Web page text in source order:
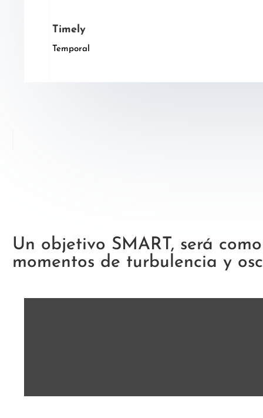
Timely
Temporal
Un objetivo SMART, será
momentos de turbulencia y